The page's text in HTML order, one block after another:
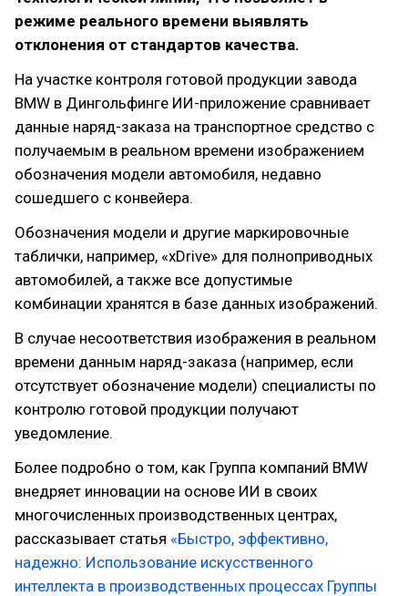
режиме реального времени выявлять
отклонения от стандартов качества.
На участке контроля готовой продукции завода
BMW в Дингольфинге ИИ-приложение сравнивает
данные наряд-заказа на транспортное средство с
получаемым в реальном времени изображением
обозначения модели автомобиля, недавно
сошедшего с конвейера.
Обозначения модели и другие маркировочные
таблички, например, «xDrive» для полноприводных
автомобилей, а также все допустимые
комбинации хранятся в базе данных изображений.
В случае несоответствия изображения в реальном
времени данным наряд-заказа (например, если
отсутствует обозначение модели) специалисты по
контролю готовой продукции получают
уведомление.
Более подробно о том, как Группа компаний BMW
внедряет инновации на основе ИИ в своих
многочисленных производственных центрах,
рассказывает статья «Быстро, эффективно,
надежно: Использование искусственного
интеллекта в производственных процессах Группы